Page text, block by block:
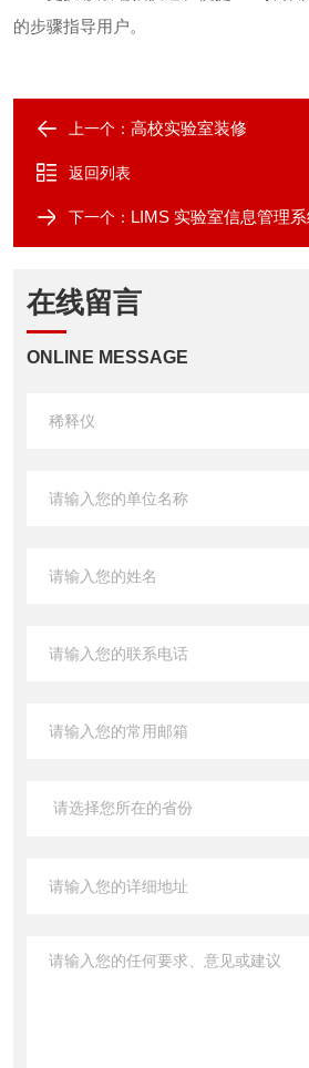
的步骤指导用户。
上一个： 高校实验室装修
返回列表
下一个： LIMS 实验室信息管理
在线留言
ONLINE MESSAGE